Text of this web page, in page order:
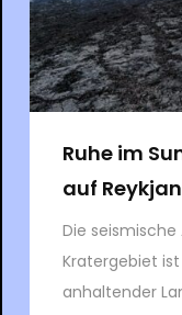
Ruhe im
auf
Die
Kratergebiet
anhaltender